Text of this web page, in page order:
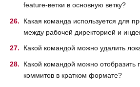
feature-ветки в основную ветку?
Какая команда используется для
между рабочей директорией и
Какой командой можно удалить
Какой командой можно отобразить
коммитов в кратком формате?